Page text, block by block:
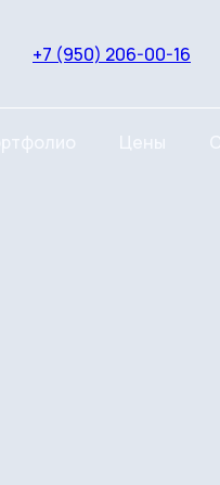
+7 (950) 206-00-16
Цены